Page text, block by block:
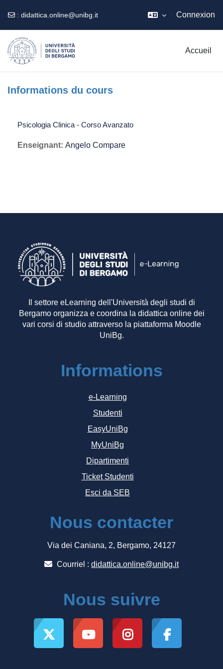
: didattica.online@unibg.it Connexion
Accueil
Informations du cours
Psicologia Clinica - Corso Avanzato
Enseignant: Angelo Compare
Il settore eLearning dell'Università degli studi di
Bergamo organizza e coordina la didattica online dei
vari corsi di studio attraverso la piattaforma Moodle
UniBg.
Informations
e-Learning
Studenti
EasyUniBg
MyUniBg
Dipartimenti
Ticket Studenti
Esci da SEB
Nous contacter
Via dei Caniana, 2, Bergamo, 24127
Courriel : didattica.online@unibg.it
Nous suivre